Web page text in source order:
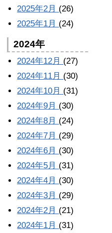
2025年2月 (26)
2025年1月 (24)
2024年
2024年12月 (27)
2024年11月 (30)
2024年10月 (31)
2024年9月 (30)
2024年8月 (24)
2024年7月 (29)
2024年6月 (30)
2024年5月 (31)
2024年4月 (30)
2024年3月 (29)
2024年2月 (21)
2024年1月 (31)